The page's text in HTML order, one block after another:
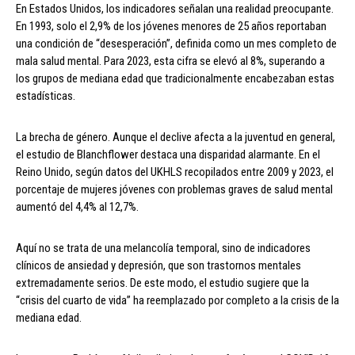
En Estados Unidos, los indicadores señalan una realidad preocupante.
En 1993, solo el 2,9% de los jóvenes menores de 25 años reportaban
una condición de “desesperación”, definida como un mes completo de
mala salud mental. Para 2023, esta cifra se elevó al 8%, superando a
los grupos de mediana edad que tradicionalmente encabezaban estas
estadísticas.
La brecha de género. Aunque el declive afecta a la juventud en general,
el estudio de Blanchflower destaca una disparidad alarmante. En el
Reino Unido, según datos del UKHLS recopilados entre 2009 y 2023, el
porcentaje de mujeres jóvenes con problemas graves de salud mental
aumentó del 4,4% al 12,7%.
Aquí no se trata de una melancolía temporal, sino de indicadores
clínicos de ansiedad y depresión, que son trastornos mentales
extremadamente serios. De este modo, el estudio sugiere que la
“crisis del cuarto de vida” ha reemplazado por completo a la crisis de la
mediana edad.